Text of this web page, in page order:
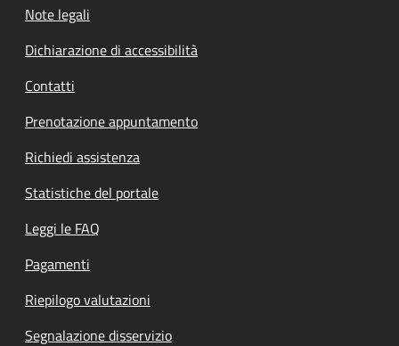
Note legali
Dichiarazione di accessibilità
Contatti
Prenotazione appuntamento
Richiedi assistenza
Statistiche del portale
Leggi le FAQ
Pagamenti
Riepilogo valutazioni
Segnalazione disservizio